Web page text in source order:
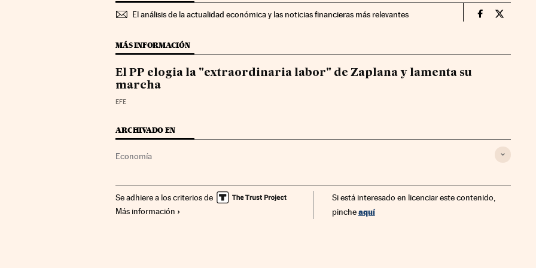
El análisis de la actualidad económica y las noticias financieras más relevantes Economia
MÁS INFORMACIÓN
El PP elogia la "extraordinaria labor" de Zaplana y lamenta su
marcha
EFE
ARCHIVADO EN
Economía
Se adhiere a los criterios de
Más información
Si está interesado en licenciar este contenido,
pincheaquí